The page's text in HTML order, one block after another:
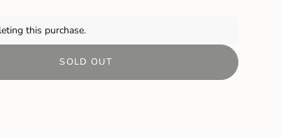
this purchase.
SOLD OUT